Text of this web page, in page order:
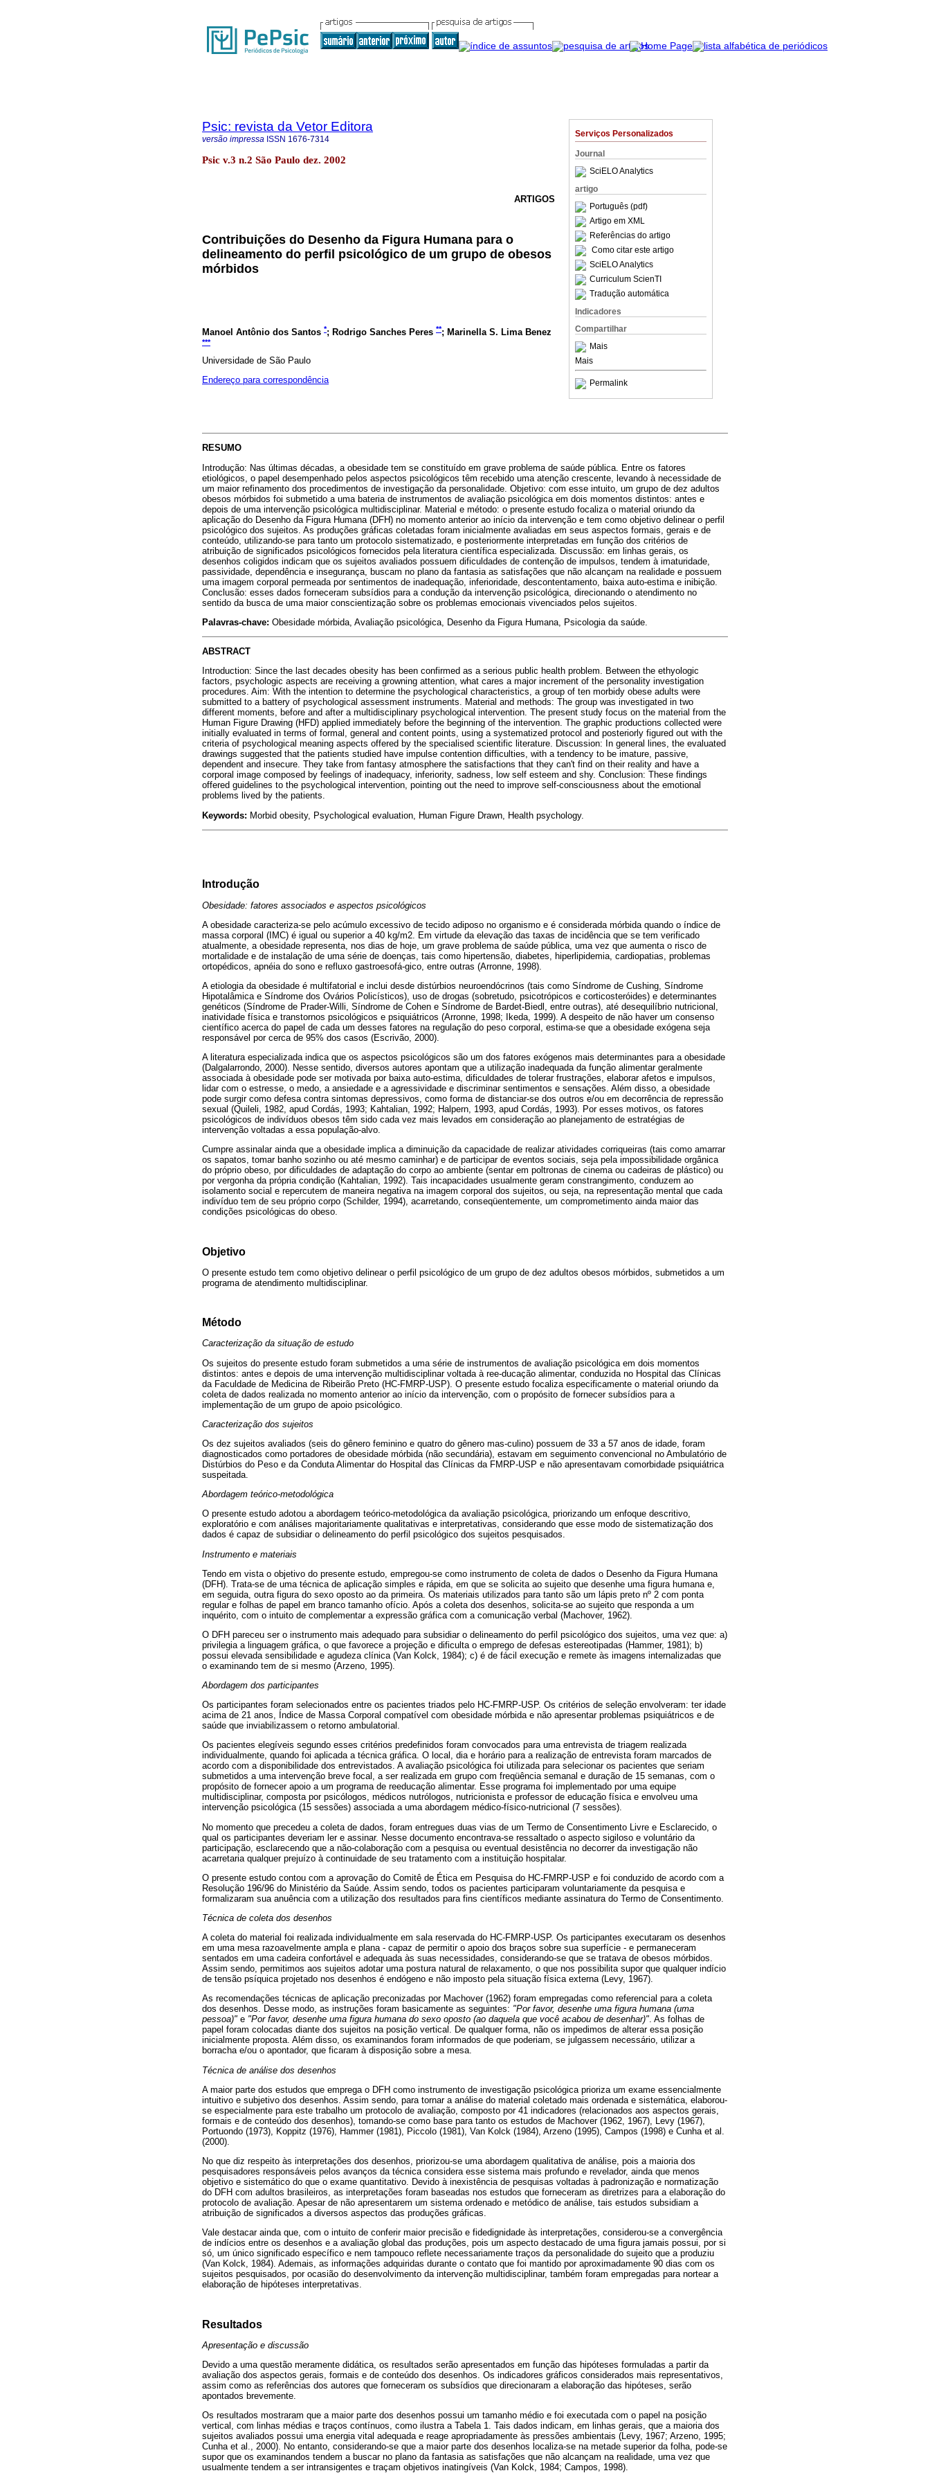
Serviços Personalizados
Journal
SciELO Analytics
artigo
Português (pdf)
Artigo em XML
Referências do artigo
Como citar este artigo
SciELO Analytics
Curriculum ScienTI
Tradução automática
Indicadores
Compartilhar
Mais
Mais
Permalink
Psic: revista da Vetor Editora
versão impressa ISSN 1676-7314
Psic v.3 n.2 São Paulo dez. 2002
ARTIGOS
Contribuições do Desenho da Figura Humana para o
delineamento do perfil psicológico de um grupo de obesos
mórbidos
Manoel Antônio dos Santos *; Rodrigo Sanches Peres **; Marinella S. Lima Benez
***
Universidade de São Paulo
Endereço para correspondência
RESUMO
Introdução: Nas últimas décadas, a obesidade tem se constituído em grave problema de saúde pública. Entre os fatores
etiológicos, o papel desempenhado pelos aspectos psicológicos têm recebido uma atenção crescente, levando à necessidade de
um maior refinamento dos procedimentos de investigação da personalidade. Objetivo: com esse intuito, um grupo de dez adultos
obesos mórbidos foi submetido a uma bateria de instrumentos de avaliação psicológica em dois momentos distintos: antes e
depois de uma intervenção psicológica multidisciplinar. Material e método: o presente estudo focaliza o material oriundo da
aplicação do Desenho da Figura Humana (DFH) no momento anterior ao início da intervenção e tem como objetivo delinear o perfil
psicológico dos sujeitos. As produções gráficas coletadas foram inicialmente avaliadas em seus aspectos formais, gerais e de
conteúdo, utilizando-se para tanto um protocolo sistematizado, e posteriormente interpretadas em função dos critérios de
atribuição de significados psicológicos fornecidos pela literatura científica especializada. Discussão: em linhas gerais, os
desenhos coligidos indicam que os sujeitos avaliados possuem dificuldades de contenção de impulsos, tendem à imaturidade,
passividade, dependência e insegurança, buscam no plano da fantasia as satisfações que não alcançam na realidade e possuem
uma imagem corporal permeada por sentimentos de inadequação, inferioridade, descontentamento, baixa auto-estima e inibição.
Conclusão: esses dados forneceram subsídios para a condução da intervenção psicológica, direcionando o atendimento no
sentido da busca de uma maior conscientização sobre os problemas emocionais vivenciados pelos sujeitos.
Palavras-chave: Obesidade mórbida, Avaliação psicológica, Desenho da Figura Humana, Psicologia da saúde.
ABSTRACT
Introduction: Since the last decades obesity has been confirmed as a serious public health problem. Between the ethyologic
factors, psychologic aspects are receiving a growning attention, what cares a major increment of the personality investigation
procedures. Aim: With the intention to determine the psychological characteristics, a group of ten morbidy obese adults were
submitted to a battery of psychological assessment instruments. Material and methods: The group was investigated in two
different moments, before and after a multidisciplinary psychological intervention. The present study focus on the material from the
Human Figure Drawing (HFD) applied immediately before the beginning of the intervention. The graphic productions collected were
initially evaluated in terms of formal, general and content points, using a systematized protocol and posteriorly figured out with the
criteria of psychological meaning aspects offered by the specialised scientific literature. Discussion: In general lines, the evaluated
drawings suggested that the patients studied have impulse contention difficulties, with a tendency to be imature, passive,
dependent and insecure. They take from fantasy atmosphere the satisfactions that they can't find on their reality and have a
corporal image composed by feelings of inadequacy, inferiority, sadness, low self esteem and shy. Conclusion: These findings
offered guidelines to the psychological intervention, pointing out the need to improve self-consciousness about the emotional
problems lived by the patients.
Keywords: Morbid obesity, Psychological evaluation, Human Figure Drawn, Health psychology.
Introdução
Obesidade: fatores associados e aspectos psicológicos
A obesidade caracteriza-se pelo acúmulo excessivo de tecido adiposo no organismo e é considerada mórbida quando o índice de
massa corporal (IMC) é igual ou superior a 40 kg/m2. Em virtude da elevação das taxas de incidência que se tem verificado
atualmente, a obesidade representa, nos dias de hoje, um grave problema de saúde pública, uma vez que aumenta o risco de
mortalidade e de instalação de uma série de doenças, tais como hipertensão, diabetes, hiperlipidemia, cardiopatias, problemas
ortopédicos, apnéia do sono e refluxo gastroesofá-gico, entre outras (Arronne, 1998).
A etiologia da obesidade é multifatorial e inclui desde distúrbios neuroendócrinos (tais como Síndrome de Cushing, Síndrome
Hipotalâmica e Síndrome dos Ovários Policísticos), uso de drogas (sobretudo, psicotrópicos e corticosteróides) e determinantes
genéticos (Síndrome de Prader-Willi, Síndrome de Cohen e Síndrome de Bardet-Biedl, entre outras), até desequilíbrio nutricional,
inatividade física e transtornos psicológicos e psiquiátricos (Arronne, 1998; Ikeda, 1999). A despeito de não haver um consenso
científico acerca do papel de cada um desses fatores na regulação do peso corporal, estima-se que a obesidade exógena seja
responsável por cerca de 95% dos casos (Escrivão, 2000).
A literatura especializada indica que os aspectos psicológicos são um dos fatores exógenos mais determinantes para a obesidade
(Dalgalarrondo, 2000). Nesse sentido, diversos autores apontam que a utilização inadequada da função alimentar geralmente
associada à obesidade pode ser motivada por baixa auto-estima, dificuldades de tolerar frustrações, elaborar afetos e impulsos,
lidar com o estresse, o medo, a ansiedade e a agressividade e discriminar sentimentos e sensações. Além disso, a obesidade
pode surgir como defesa contra sintomas depressivos, como forma de distanciar-se dos outros e/ou em decorrência de repressão
sexual (Quileli, 1982, apud Cordás, 1993; Kahtalian, 1992; Halpern, 1993, apud Cordás, 1993). Por esses motivos, os fatores
psicológicos de indivíduos obesos têm sido cada vez mais levados em consideração ao planejamento de estratégias de
intervenção voltadas a essa população-alvo.
Cumpre assinalar ainda que a obesidade implica a diminuição da capacidade de realizar atividades corriqueiras (tais como amarrar
os sapatos, tomar banho sozinho ou até mesmo caminhar) e de participar de eventos sociais, seja pela impossibilidade orgânica
do próprio obeso, por dificuldades de adaptação do corpo ao ambiente (sentar em poltronas de cinema ou cadeiras de plástico) ou
por vergonha da própria condição (Kahtalian, 1992). Tais incapacidades usualmente geram constrangimento, conduzem ao
isolamento social e repercutem de maneira negativa na imagem corporal dos sujeitos, ou seja, na representação mental que cada
indivíduo tem de seu próprio corpo (Schilder, 1994), acarretando, conseqüentemente, um comprometimento ainda maior das
condições psicológicas do obeso.
Objetivo
O presente estudo tem como objetivo delinear o perfil psicológico de um grupo de dez adultos obesos mórbidos, submetidos a um
programa de atendimento multidisciplinar.
Método
Caracterização da situação de estudo
Os sujeitos do presente estudo foram submetidos a uma série de instrumentos de avaliação psicológica em dois momentos
distintos: antes e depois de uma intervenção multidisciplinar voltada à ree-ducação alimentar, conduzida no Hospital das Clínicas
da Faculdade de Medicina de Ribeirão Preto (HC-FMRP-USP). O presente estudo focaliza especificamente o material oriundo da
coleta de dados realizada no momento anterior ao início da intervenção, com o propósito de fornecer subsídios para a
implementação de um grupo de apoio psicológico.
Caracterização dos sujeitos
Os dez sujeitos avaliados (seis do gênero feminino e quatro do gênero mas-culino) possuem de 33 a 57 anos de idade, foram
diagnosticados como portadores de obesidade mórbida (não secundária), estavam em seguimento convencional no Ambulatório de
Distúrbios do Peso e da Conduta Alimentar do Hospital das Clínicas da FMRP-USP e não apresentavam comorbidade psiquiátrica
suspeitada.
Abordagem teórico-metodológica
O presente estudo adotou a abordagem teórico-metodológica da avaliação psicológica, priorizando um enfoque descritivo,
exploratório e com análises majoritariamente qualitativas e interpretativas, considerando que esse modo de sistematização dos
dados é capaz de subsidiar o delineamento do perfil psicológico dos sujeitos pesquisados.
Instrumento e materiais
Tendo em vista o objetivo do presente estudo, empregou-se como instrumento de coleta de dados o Desenho da Figura Humana
(DFH). Trata-se de uma técnica de aplicação simples e rápida, em que se solicita ao sujeito que desenhe uma figura humana e,
em seguida, outra figura do sexo oposto ao da primeira. Os materiais utilizados para tanto são um lápis preto nº 2 com ponta
regular e folhas de papel em branco tamanho ofício. Após a coleta dos desenhos, solicita-se ao sujeito que responda a um
inquérito, com o intuito de complementar a expressão gráfica com a comunicação verbal (Machover, 1962).
O DFH pareceu ser o instrumento mais adequado para subsidiar o delineamento do perfil psicológico dos sujeitos, uma vez que: a)
privilegia a linguagem gráfica, o que favorece a projeção e dificulta o emprego de defesas estereotipadas (Hammer, 1981); b)
possui elevada sensibilidade e agudeza clínica (Van Kolck, 1984); c) é de fácil execução e remete às imagens internalizadas que
o examinando tem de si mesmo (Arzeno, 1995).
Abordagem dos participantes
Os participantes foram selecionados entre os pacientes triados pelo HC-FMRP-USP. Os critérios de seleção envolveram: ter idade
acima de 21 anos, Índice de Massa Corporal compatível com obesidade mórbida e não apresentar problemas psiquiátricos e de
saúde que inviabilizassem o retorno ambulatorial.
Os pacientes elegíveis segundo esses critérios predefinidos foram convocados para uma entrevista de triagem realizada
individualmente, quando foi aplicada a técnica gráfica. O local, dia e horário para a realização de entrevista foram marcados de
acordo com a disponibilidade dos entrevistados. A avaliação psicológica foi utilizada para selecionar os pacientes que seriam
submetidos a uma intervenção breve focal, a ser realizada em grupo com freqüência semanal e duração de 15 semanas, com o
propósito de fornecer apoio a um programa de reeducação alimentar. Esse programa foi implementado por uma equipe
multidisciplinar, composta por psicólogos, médicos nutrólogos, nutricionista e professor de educação física e envolveu uma
intervenção psicológica (15 sessões) associada a uma abordagem médico-físico-nutricional (7 sessões).
No momento que precedeu a coleta de dados, foram entregues duas vias de um Termo de Consentimento Livre e Esclarecido, o
qual os participantes deveriam ler e assinar. Nesse documento encontrava-se ressaltado o aspecto sigiloso e voluntário da
participação, esclarecendo que a não-colaboração com a pesquisa ou eventual desistência no decorrer da investigação não
acarretaria qualquer prejuízo à continuidade de seu tratamento com a instituição hospitalar.
O presente estudo contou com a aprovação do Comitê de Ética em Pesquisa do HC-FMRP-USP e foi conduzido de acordo com a
Resolução 196/96 do Ministério da Saúde. Assim sendo, todos os pacientes participaram voluntariamente da pesquisa e
formalizaram sua anuência com a utilização dos resultados para fins científicos mediante assinatura do Termo de Consentimento.
Técnica de coleta dos desenhos
A coleta do material foi realizada individualmente em sala reservada do HC-FMRP-USP. Os participantes executaram os desenhos
em uma mesa razoavelmente ampla e plana - capaz de permitir o apoio dos braços sobre sua superfície - e permaneceram
sentados em uma cadeira confortável e adequada às suas necessidades, considerando-se que se tratava de obesos mórbidos.
Assim sendo, permitimos aos sujeitos adotar uma postura natural de relaxamento, o que nos possibilita supor que qualquer indício
de tensão psíquica projetado nos desenhos é endógeno e não imposto pela situação física externa (Levy, 1967).
As recomendações técnicas de aplicação preconizadas por Machover (1962) foram empregadas como referencial para a coleta
dos desenhos. Desse modo, as instruções foram basicamente as seguintes: "Por favor, desenhe uma figura humana (uma
pessoa)" e "Por favor, desenhe uma figura humana do sexo oposto (ao daquela que você acabou de desenhar)". As folhas de
papel foram colocadas diante dos sujeitos na posição vertical. De qualquer forma, não os impedimos de alterar essa posição
inicialmente proposta. Além disso, os examinandos foram informados de que poderiam, se julgassem necessário, utilizar a
borracha e/ou o apontador, que ficaram à disposição sobre a mesa.
Técnica de análise dos desenhos
A maior parte dos estudos que emprega o DFH como instrumento de investigação psicológica prioriza um exame essencialmente
intuitivo e subjetivo dos desenhos. Assim sendo, para tornar a análise do material coletado mais ordenada e sistemática, elaborou-
se especialmente para este trabalho um protocolo de avaliação, composto por 41 indicadores (relacionados aos aspectos gerais,
formais e de conteúdo dos desenhos), tomando-se como base para tanto os estudos de Machover (1962, 1967), Levy (1967),
Portuondo (1973), Koppitz (1976), Hammer (1981), Piccolo (1981), Van Kolck (1984), Arzeno (1995), Campos (1998) e Cunha et al.
(2000).
No que diz respeito às interpretações dos desenhos, priorizou-se uma abordagem qualitativa de análise, pois a maioria dos
pesquisadores responsáveis pelos avanços da técnica considera esse sistema mais profundo e revelador, ainda que menos
objetivo e sistemático do que o exame quantitativo. Devido à inexistência de pesquisas voltadas à padronização e normatização
do DFH com adultos brasileiros, as interpretações foram baseadas nos estudos que forneceram as diretrizes para a elaboração do
protocolo de avaliação. Apesar de não apresentarem um sistema ordenado e metódico de análise, tais estudos subsidiam a
atribuição de significados a diversos aspectos das produções gráficas.
Vale destacar ainda que, com o intuito de conferir maior precisão e fidedignidade às interpretações, considerou-se a convergência
de indícios entre os desenhos e a avaliação global das produções, pois um aspecto destacado de uma figura jamais possui, por si
só, um único significado específico e nem tampouco reflete necessariamente traços da personalidade do sujeito que a produziu
(Van Kolck, 1984). Ademais, as informações adquiridas durante o contato que foi mantido por aproximadamente 90 dias com os
sujeitos pesquisados, por ocasião do desenvolvimento da intervenção multidisciplinar, também foram empregadas para nortear a
elaboração de hipóteses interpretativas.
Resultados
Apresentação e discussão
Devido a uma questão meramente didática, os resultados serão apresentados em função das hipóteses formuladas a partir da
avaliação dos aspectos gerais, formais e de conteúdo dos desenhos. Os indicadores gráficos considerados mais representativos,
assim como as referências dos autores que forneceram os subsídios que direcionaram a elaboração das hipóteses, serão
apontados brevemente.
Os resultados mostraram que a maior parte dos desenhos possui um tamanho médio e foi executada com o papel na posição
vertical, com linhas médias e traços contínuos, como ilustra a Tabela 1. Tais dados indicam, em linhas gerais, que a maioria dos
sujeitos avaliados possui uma energia vital adequada e reage apropriadamente às pressões ambientais (Levy, 1967; Arzeno, 1995;
Cunha et al., 2000). No entanto, considerando-se que a maior parte dos desenhos localiza-se na metade superior da folha, pode-se
supor que os examinandos tendem a buscar no plano da fantasia as satisfações que não alcançam na realidade, uma vez que
usualmente tendem a ser intransigentes e traçam objetivos inatingíveis (Van Kolck, 1984; Campos, 1998).